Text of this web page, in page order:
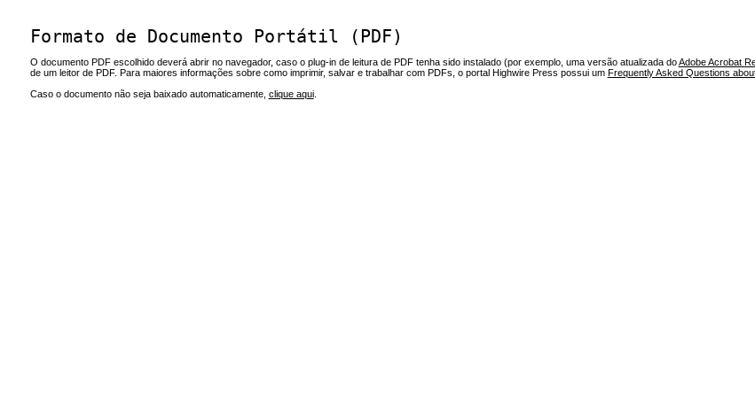
Formato de Documento Portátil (PDF)
O documento PDF escolhido deverá abrir no navegador, caso o plug-in de leitura de PDF tenha sido instalado (por exemplo, uma versão atualizada doAdobe Acrobat
de um leitor de PDF. Para maiores informações sobre como imprimir, salvar e trabalhar com PDFs, o portal Highwire Press possui um Frequently Asked Questions
Caso o documento não seja baixado automaticamente, clique aqui.